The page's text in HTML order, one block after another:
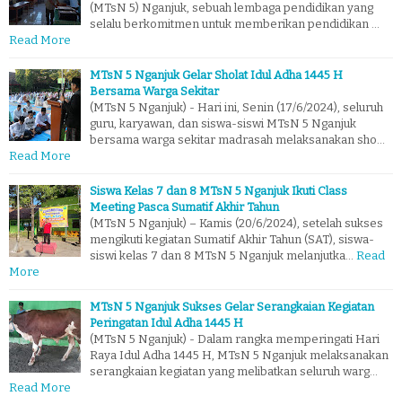
(MTsN 5) Nganjuk, sebuah lembaga pendidikan yang
selalu berkomitmen untuk memberikan pendidikan …
Read More
MTsN 5 Nganjuk Gelar Sholat Idul Adha 1445 H
Bersama Warga Sekitar
(MTsN 5 Nganjuk) - Hari ini, Senin (17/6/2024), seluruh
guru, karyawan, dan siswa-siswi MTsN 5 Nganjuk
bersama warga sekitar madrasah melaksanakan sho…
Read More
Siswa Kelas 7 dan 8 MTsN 5 Nganjuk Ikuti Class
Meeting Pasca Sumatif Akhir Tahun
(MTsN 5 Nganjuk) – Kamis (20/6/2024), setelah sukses
mengikuti kegiatan Sumatif Akhir Tahun (SAT), siswa-
siswi kelas 7 dan 8 MTsN 5 Nganjuk melanjutka… Read
More
MTsN 5 Nganjuk Sukses Gelar Serangkaian Kegiatan
Peringatan Idul Adha 1445 H
(MTsN 5 Nganjuk) - Dalam rangka memperingati Hari
Raya Idul Adha 1445 H, MTsN 5 Nganjuk melaksanakan
serangkaian kegiatan yang melibatkan seluruh warg…
Read More